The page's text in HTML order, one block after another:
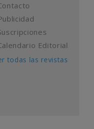
Editorial
todas las revistas